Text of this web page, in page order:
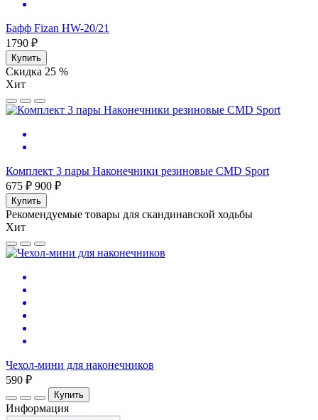
Бафф Fizan HW-20/21
1790 ₽
Купить
Скидка 25 %
Хит
Комплект 3 пары Наконечники резиновые CMD Sport
675 ₽ 900 ₽
Купить
Рекомендуемые товары для скандинавской ходьбы
Хит
Чехол-мини для наконечников
590 ₽
Купить
Информация